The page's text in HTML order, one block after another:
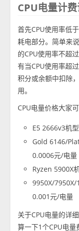
CPU电量计
首先CPU使用率低
耗电部分。简单来
的CPU使用率不超
有当CPU使用率超
积分或余额中扣除
用。
CPU电量价格大家可
E5 2666v3机
Gold 6146/
0.0006元/电量
Ryzen 5900X
9950X/7950X/
0.001元/电量
关于CPU电量的详
算一下1个CPU电量